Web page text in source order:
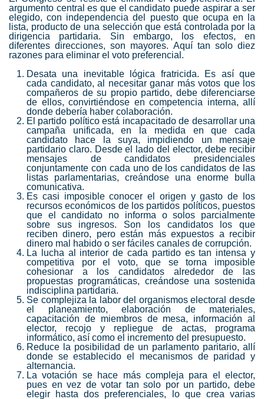
argumento central es que el candidato puede aspirar a ser
elegido, con independencia del puesto que ocupa en la
lista, producto de una selección que está controlada por la
dirigencia partidaria. Sin embargo, los efectos, en
diferentes direcciones, son mayores. Aquí tan solo diez
razones para eliminar el voto preferencial.
Desata una inevitable lógica fratricida. Es así que
cada candidato, al necesitar ganar más votos que los
compañeros de su propio partido, debe diferenciarse
de ellos, convirtiéndose en competencia interna, allí
donde debería haber colaboración.
El partido político está incapacitado de desarrollar una
campaña unificada, en la medida en que cada
candidato hace la suya, impidiendo un mensaje
partidario claro. Desde el lado del elector, debe recibir
mensajes de candidatos presidenciales
conjuntamente con cada uno de los candidatos de las
listas parlamentarias, creándose una enorme bulla
comunicativa.
Es casi imposible conocer el origen y gasto de los
recursos económicos de los partidos políticos, puestos
que el candidato no informa o solos parcialmente
sobre sus ingresos. Son los candidatos los que
reciben dinero, pero están más expuestos a recibir
dinero mal habido o ser fáciles canales de corrupción.
La lucha al interior de cada partido es tan intensa y
competitiva por el voto, que se torna imposible
cohesionar a los candidatos alrededor de las
propuestas programáticas, creándose una sostenida
indisciplina partidaria.
Se complejiza la labor del organismos electoral desde
el planeamiento, elaboración de materiales,
capacitación de miembros de mesa, información al
elector, recojo y repliegue de actas, programa
informático, así como el incremento del presupuesto.
Reduce la posibilidad de un parlamento paritario, allí
donde se establecido el mecanismos de paridad y
alternancia.
La votación se hace más compleja para el elector,
pues en vez de votar tan solo por un partido, debe
elegir hasta dos preferenciales, lo que crea varias